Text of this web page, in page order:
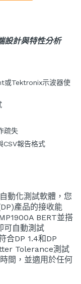
計與特性分析
或Tektronix示波器使
疏失
CSV報告格式
動化測試軟體，您
產品的接收能
BERT並搭
可自動測試
合DP 1.4和DP
Tolerance測試
間，並適用於任何